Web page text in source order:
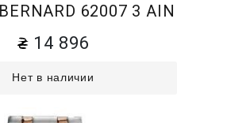
62007 3 AIN
14 896
Нет в наличии